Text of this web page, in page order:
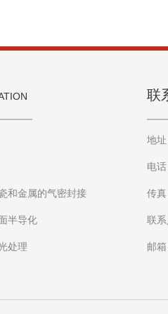
和金属的气密封接
半导化
处理
联
地
电
传
联
邮